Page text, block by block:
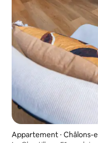
Appartement ⋅ Châlons-